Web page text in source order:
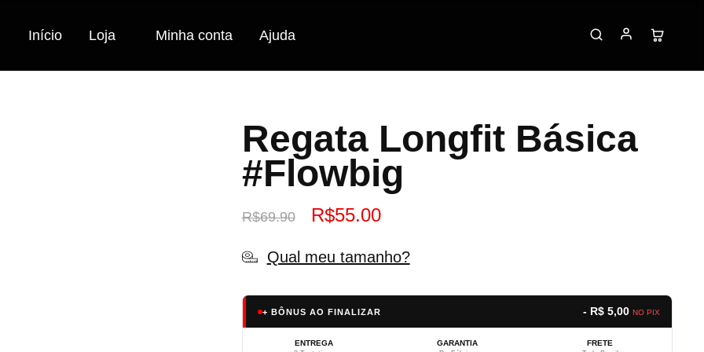
Início Loja Minha conta Ajuda
Regata Longfit Básica
#Flowbig
R$69.90 R$55.00
Qual meu tamanho?
+ BÔNUS AO FINALIZAR - R$ 5,00 NO PIX
ENTREGA GARANTIA FRETE